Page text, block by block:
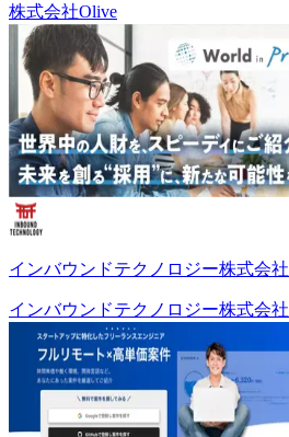
株式会社Olive
インバウンドテクノロジー株式会社
インバウンドテクノロジー株式会社